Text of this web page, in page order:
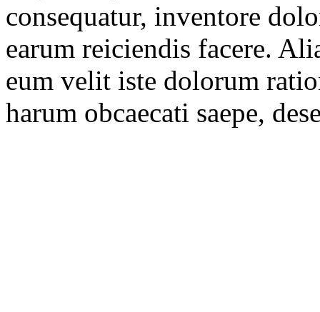
consequatur, inventore
earum reiciendis facere.
eum velit iste dolorum
harum obcaecati saepe,